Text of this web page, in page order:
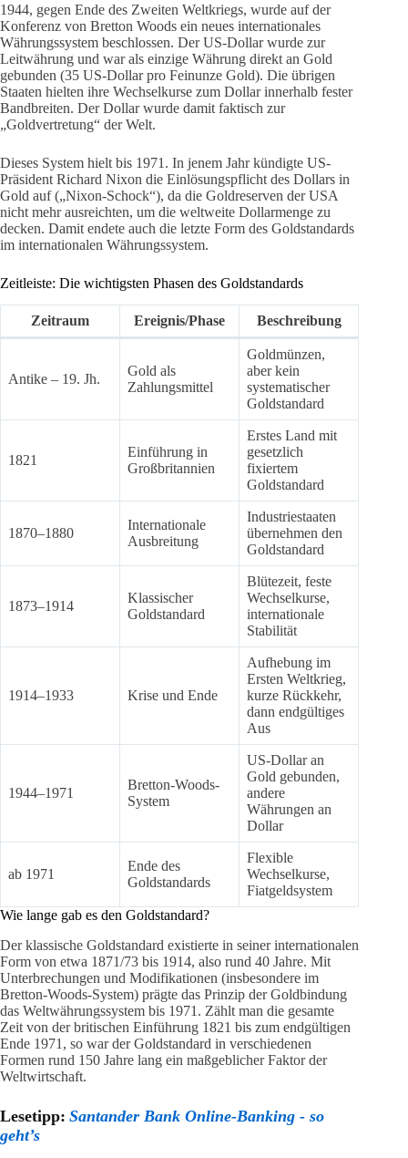
1944, gegen Ende des Zweiten Weltkriegs, wurde auf der
Konferenz von Bretton Woods ein neues internationales
Währungssystem beschlossen. Der US-Dollar wurde zur
Leitwährung und war als einzige Währung direkt an Gold
gebunden (35 US-Dollar pro Feinunze Gold). Die übrigen
Staaten hielten ihre Wechselkurse zum Dollar innerhalb fester
Bandbreiten. Der Dollar wurde damit faktisch zur
„Goldvertretung“ der Welt.
Dieses System hielt bis 1971. In jenem Jahr kündigte US-
Präsident Richard Nixon die Einlösungspflicht des Dollars in
Gold auf („Nixon-Schock“), da die Goldreserven der USA
nicht mehr ausreichten, um die weltweite Dollarmenge zu
decken. Damit endete auch die letzte Form des Goldstandards
im internationalen Währungssystem.
Zeitleiste: Die wichtigsten Phasen des Goldstandards
Zeitraum Ereignis/Phase Beschreibung
Antike – 19. Jh.
Gold als
Zahlungsmittel
Goldmünzen,
aber kein
systematischer
Goldstandard
1821
Einführung in
Großbritannien
Erstes Land mit
gesetzlich
fixiertem
Goldstandard
1870–1880
Internationale
Ausbreitung
Industriestaaten
übernehmen den
Goldstandard
1873–1914
Klassischer
Goldstandard
Blütezeit, feste
Wechselkurse,
internationale
Stabilität
1914–1933 Krise und Ende
Aufhebung im
Ersten Weltkrieg,
kurze Rückkehr,
dann endgültiges
Aus
1944–1971
Bretton-Woods-
System
US-Dollar an
Gold gebunden,
andere
Währungen an
Dollar
ab 1971
Ende des
Goldstandards
Flexible
Wechselkurse,
Fiatgeldsystem
Wie lange gab es den Goldstandard?
Der klassische Goldstandard existierte in seiner internationalen
Form von etwa 1871/73 bis 1914, also rund 40 Jahre. Mit
Unterbrechungen und Modifikationen (insbesondere im
Bretton-Woods-System) prägte das Prinzip der Goldbindung
das Weltwährungssystem bis 1971. Zählt man die gesamte
Zeit von der britischen Einführung 1821 bis zum endgültigen
Ende 1971, so war der Goldstandard in verschiedenen
Formen rund 150 Jahre lang ein maßgeblicher Faktor der
Weltwirtschaft.
Lesetipp: Santander Bank Online-Banking - so
geht’s